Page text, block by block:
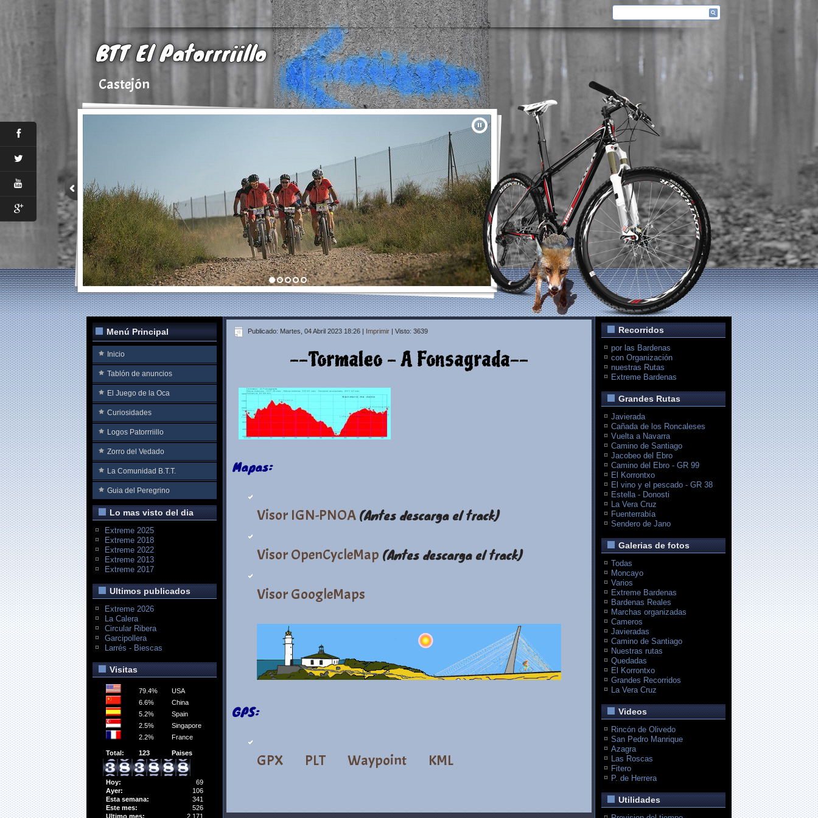
BTT El Patorrriillo
Castejón
Menú Principal
Inicio
Tablón de anuncios
El Juego de la Oca
Curiosidades
Logos Patorrriillo
Zorro del Vedado
La Comunidad B.T.T.
Guia del Peregrino
Lo mas visto del dia
Extreme 2025
Extreme 2018
Extreme 2022
Extreme 2013
Extreme 2017
Ultimos publicados
Extreme 2026
La Calera
Circular Ribera
Garcipollera
Larrés - Biescas
Visitas
79.4%
USA
6.6%
China
5.2%
Spain
2.5%
Singapore
2.2%
France
Total: 123 Paises
Hoy:
69
Ayer:
106
Esta semana:
341
Este mes:
526
Ultimo mes:
2,171
Publicado: Martes, 04 Abril 2023 18:26 | Imprimir | Visto: 3639
--Tormaleo - A Fonsagrada--
Mapas:
Visor IGN-PNOA (Antes descarga el track)
Visor OpenCycleMap (Antes descarga el track)
Visor GoogleMaps
GPS:
GPX PLT Waypoint KML
Recorridos
por las Bardenas
con Organización
nuestras Rutas
Extreme Bardenas
Grandes Rutas
Javierada
Cañada de los Roncaleses
Vuelta a Navarra
Camino de Santiago
Jacobeo del Ebro
Camino del Ebro - GR 99
El Korrontxo
El vino y el pescado - GR 38
Estella - Donosti
La Vera Cruz
Fuenterrabía
Sendero de Jano
Galerias de fotos
Todas
Moncayo
Varios
Extreme Bardenas
Bardenas Reales
Marchas organizadas
Cameros
Javieradas
Camino de Santiago
Nuestras rutas
Quedadas
El Korrontxo
Grandes Recorridos
La Vera Cruz
Videos
Rincón de Olivedo
San Pedro Manrique
Azagra
Las Roscas
Fitero
P. de Herrera
Utilidades